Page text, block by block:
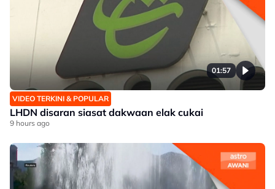
01:57
VIDEO TERKINI & POPULAR
LHDN disaran siasat dakwaan elak cukai
9 hours ago